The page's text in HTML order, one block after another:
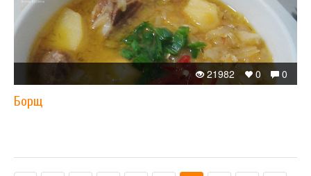
0
0
21982
Борщ